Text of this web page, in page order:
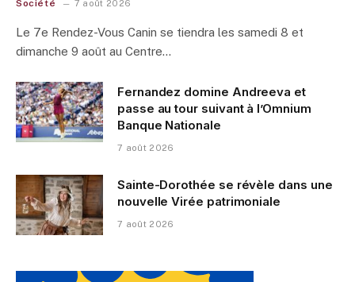
Société 7 août 2026
Le 7e Rendez-Vous Canin se tiendra les samedi 8 et
dimanche 9 août au Centre…
Fernandez domine Andreeva et
passe au tour suivant à l’Omnium
Banque Nationale
7 août 2026
Sainte-Dorothée se révèle dans une
nouvelle Virée patrimoniale
7 août 2026